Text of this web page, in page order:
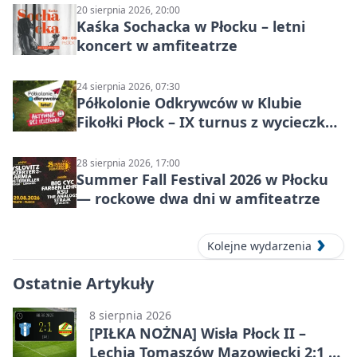
20 sierpnia 2026, 20:00
Kaśka Sochacka w Płocku – letni
koncert w amfiteatrze
24 sierpnia 2026, 07:30
Półkolonie Odkrywców w Klubie
Fikołki Płock – IX turnus z wycieczką
28 sierpnia 2026, 17:00
Summer Fall Festival 2026 w Płocku
— rockowe dwa dni w amfiteatrze
Kolejne wydarzenia
Ostatnie Artykuły
8 sierpnia 2026
[PIŁKA NOŻNA] Wisła Płock II –
Lechia Tomaszów Mazowiecki 2:1 w